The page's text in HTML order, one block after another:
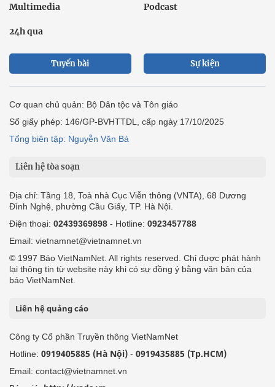
Multimedia Podcast
24h qua
Tuyến bài Sự kiện
Cơ quan chủ quản: Bộ Dân tộc và Tôn giáo
Số giấy phép: 146/GP-BVHTTDL, cấp ngày 17/10/2025
Tổng biên tập: Nguyễn Văn Bá
Liên hệ tòa soạn
Địa chỉ: Tầng 18, Toà nhà Cục Viễn thông (VNTA), 68 Dương
Đình Nghệ, phường Cầu Giấy, TP. Hà Nội.
Điện thoại: 02439369898 - Hotline: 0923457788
Email: vietnamnet@vietnamnet.vn
© 1997 Báo VietNamNet. All rights reserved. Chỉ được phát hành
lại thông tin từ website này khi có sự đồng ý bằng văn bản của
báo VietNamNet.
Liên hệ quảng cáo
Công ty Cổ phần Truyền thông VietNamNet
Hotline: 0919405885 (Hà Nội) - 0919435885 (Tp.HCM)
Email: contact@vietnamnet.vn